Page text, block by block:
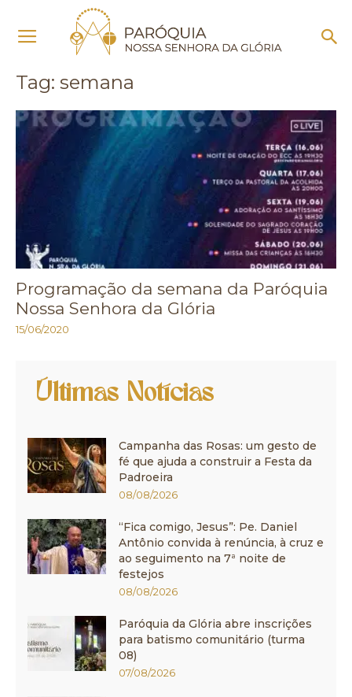
Semana
Tag: semana
Programação da semana da Paróquia
Nossa Senhora da Glória
15/06/2020
Últimas Notícias
Campanha das Rosas: um gesto de
fé que ajuda a construir a Festa da
Padroeira
08/08/2026
“Fica comigo, Jesus”: Pe. Daniel
Antônio convida à renúncia, à cruz e
ao seguimento na 7ª noite de
festejos
08/08/2026
Paróquia da Glória abre inscrições
para batismo comunitário (turma
08)
07/08/2026